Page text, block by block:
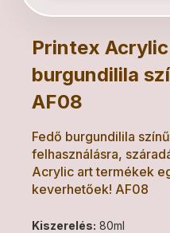
Printex
burgundilila
AF08
Fedő burgundilila
felhasználásra,
Acrylic art termékek
keverhetőek! AF08
Kiszerelés: 80ml